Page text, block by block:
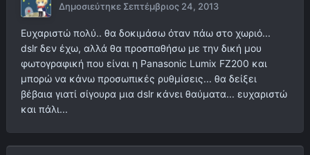
Δημοσιεύτηκε Σεπτέμβριος 24, 2013
Ευχαριστώ πολύ.. θα δοκιμάσω όταν πάω στο χωριό...
dslr δεν έχω, αλλά θα προσπαθήσω με την δική μου
φωτογραφική που είναι η Panasonic Lumix FZ200 και
μπορώ να κάνω προσωπικές ρυθμίσεις... θα δείξει
βέβαια γιατί σίγουρα μια dslr κάνει θαύματα... ευχαριστώ
και πάλι...